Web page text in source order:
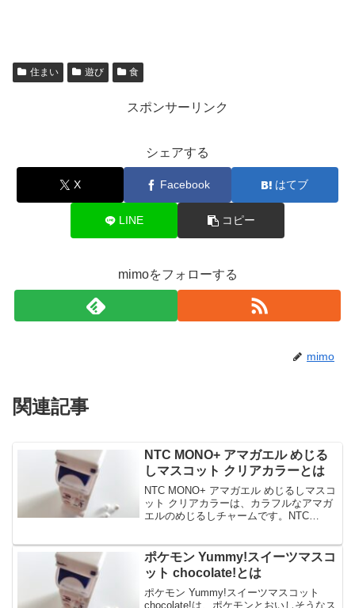
住まい 遊び 食
スポンサーリンク
シェアする
X Facebook はてブ
LINE コピー
mimoをフォローする
mimo
関連記事
NTC MONO+ アマガエル めじる
しマスコット クリアカラーとは
NTC MONO+ アマガエル めじるしマスコ
ット クリアカラーは、カラフルなアマガ
エルのめじるしチャームです。NTC
アマガエルで、全部で8種類あります。今
回...
ポケモン Yummy!スイーツマスコ
ット chocolate!とは
ポケモン Yummy!スイーツマスコット
chocolate!は、ポケモンとおいしそうなス